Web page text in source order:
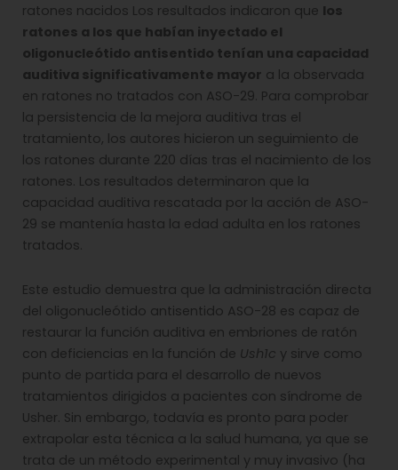
ratones nacidos Los resultados indicaron que los
ratones a los que habían inyectado el
oligonucleótido antisentido tenían una capacidad
auditiva significativamente mayor a la observada
en ratones no tratados con ASO-29. Para comprobar
la persistencia de la mejora auditiva tras el
tratamiento, los autores hicieron un seguimiento de
los ratones durante 220 días tras el nacimiento de los
ratones. Los resultados determinaron que la
capacidad auditiva rescatada por la acción de ASO-
29 se mantenía hasta la edad adulta en los ratones
tratados.
Este estudio demuestra que la administración directa
del oligonucleótido antisentido ASO-28 es capaz de
restaurar la función auditiva en embriones de ratón
con deficiencias en la función de Ush1c y sirve como
punto de partida para el desarrollo de nuevos
tratamientos dirigidos a pacientes con síndrome de
Usher. Sin embargo, todavía es pronto para poder
extrapolar esta técnica a la salud humana, ya que se
trata de un método experimental y muy invasivo (ha